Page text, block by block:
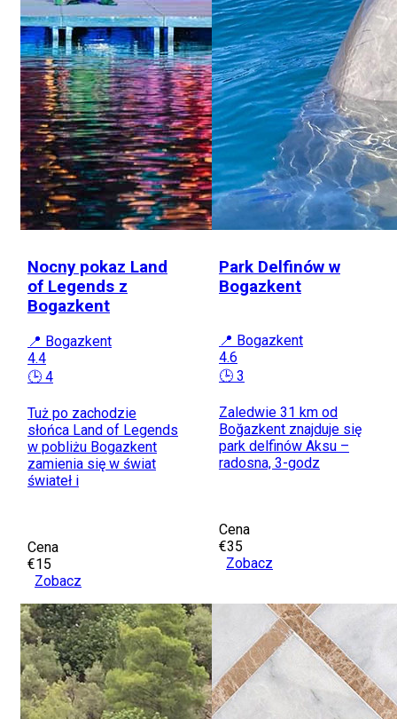
Nocny pokaz Land
of Legends z
Bogazkent
📍 Bogazkent
4.4
🕒 4
Tuż po zachodzie
słońca Land of Legends
w pobliżu Bogazkent
zamienia się w świat
świateł i
Cena
€15
Zobacz
Park Delfinów w
Bogazkent
📍 Bogazkent
4.6
🕒 3
Zaledwie 31 km od
Boğazkent znajduje się
park delfinów Aksu –
radosna, 3-godz
Cena
€35
Zobacz